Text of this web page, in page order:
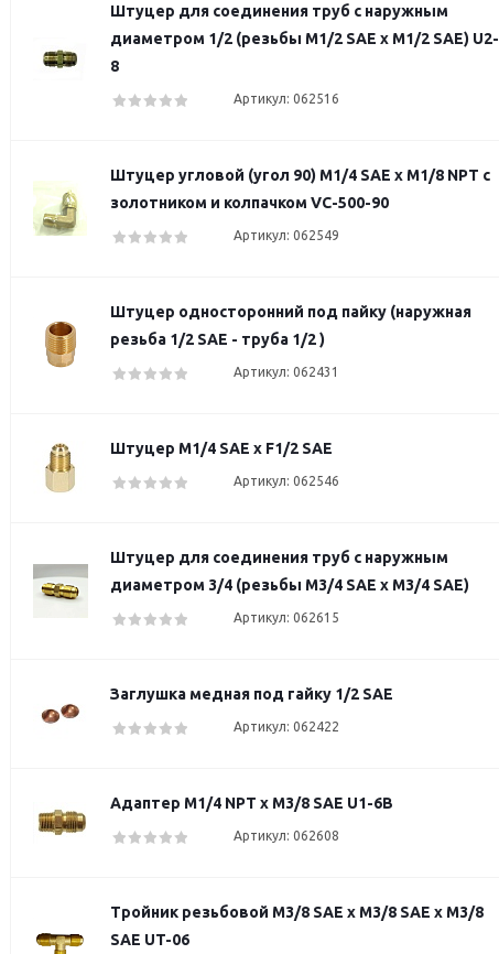
Штуцер для соединения труб с наружным
диаметром 1/2 (резьбы M1/2 SAE х M1/2 SAE) U2-
8
Артикул: 062516
Штуцер угловой (угол 90) M1/4 SAE x M1/8 NPT с
золотником и колпачком VC-500-90
Артикул: 062549
Штуцер односторонний под пайку (наружная
резьба 1/2 SAE - труба 1/2 )
Артикул: 062431
Штуцер M1/4 SAE х F1/2 SAE
Артикул: 062546
Штуцер для соединения труб с наружным
диаметром 3/4 (резьбы M3/4 SAE х M3/4 SAE)
Артикул: 062615
Заглушка медная под гайку 1/2 SAE
Артикул: 062422
Адаптер M1/4 NPT х M3/8 SAE U1-6B
Артикул: 062608
Тройник резьбовой M3/8 SAE x M3/8 SAE x M3/8
SAE UT-06